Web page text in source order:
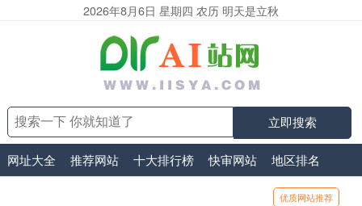
2026年8月6日 星期四 农历 明天是立秋
立即搜索
网址大全 推荐网站 十大排行榜 快审网站 地区排名
优质网站推荐